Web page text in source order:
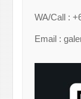
WA/Call :
Email :